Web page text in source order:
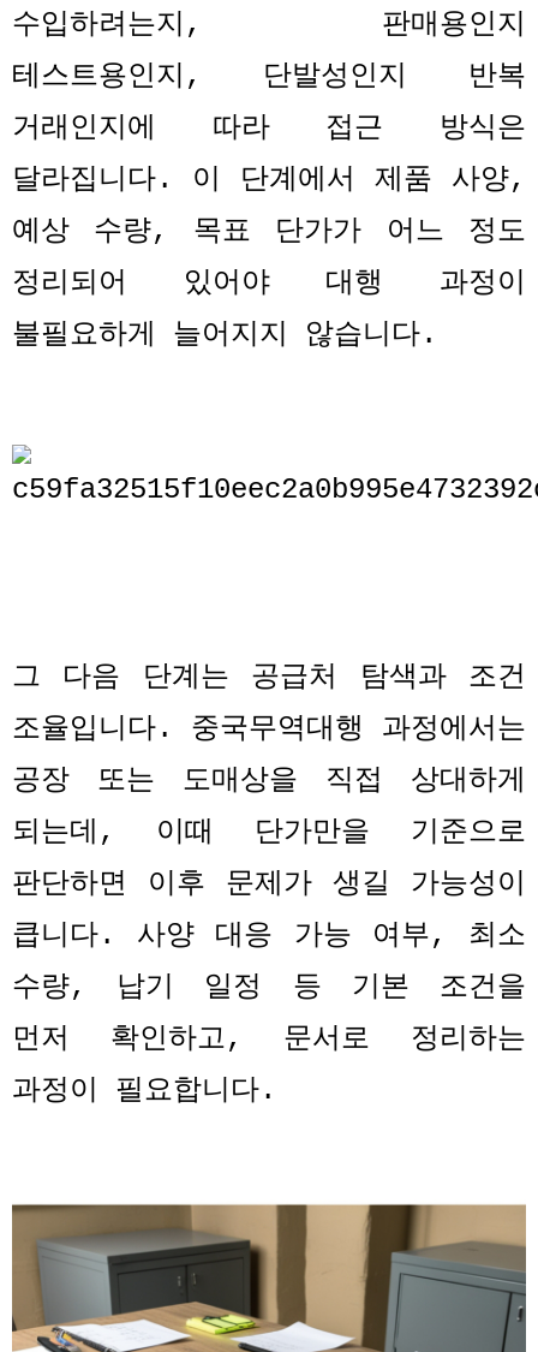
수입하려는지 , 판매용인지
테스트용인지 , 단발성인지 반복
거래인지에 따라 접근 방식은
달라집니다. 이 단계에서 제품 사양,
예상 수량, 목표 단가가 어느 정도
정리되어 있어야 대행 과정이
불필요하게 늘어지지 않습니다.
그 다음 단계는 공급처 탐색과 조건
조율입니다. 중국무역대행 과정에서는
공장 또는 도매상을 직접 상대하게
되는데 , 이때 단가만을 기준으로
판단하면 이후 문제가 생길 가능성이
큽니다. 사양 대응 가능 여부, 최소
수량, 납기 일정 등 기본 조건을
먼저 확인하고, 문서로 정리하는
과정이 필요합니다.